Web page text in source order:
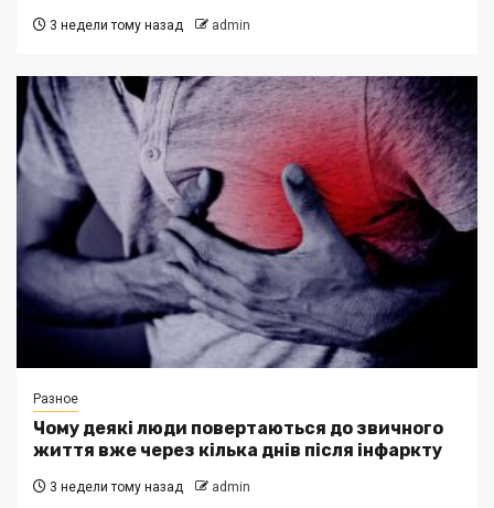
3 недели тому назад admin
Разное
Чому деякі люди повертаються до звичного
життя вже через кілька днів після інфаркту
3 недели тому назад admin